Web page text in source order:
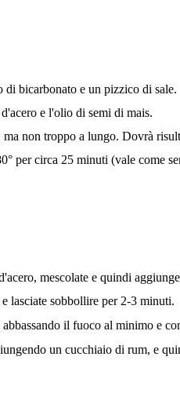
bicarbonato e un pizzico di sale.
e l'olio di semi di mais.
non troppo a lungo. Dovrà
per circa 25 minuti (vale come
mescolate e quindi
lasciate sobbollire per 2-3 minuti.
il fuoco al minimo e
un cucchiaio di rum, e